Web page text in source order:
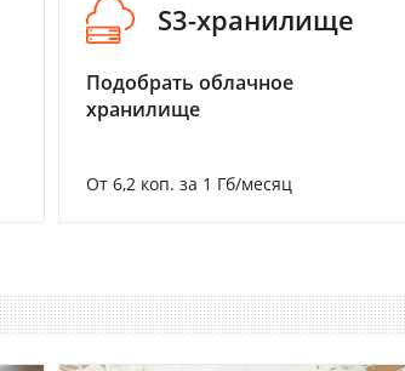
S3-хранилище
Подобрать облачное
хранилище
От 6,2 коп. за 1 Гб/месяц